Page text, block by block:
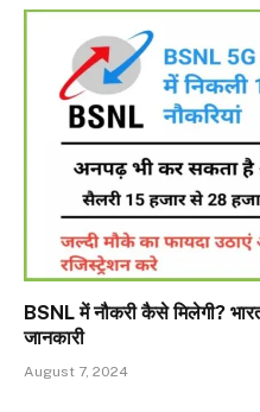
BSNL में नौकरी कैसे मिलेगी?
जानकारी
August 7, 2024